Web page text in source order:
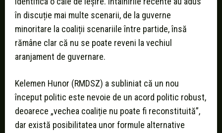
în discuție mai multe scenarii, de la guverne
minoritare la coaliții scenariile între partide, însă
rămâne clar că nu se poate reveni la vechiul
aranjament de guvernare.
Kelemen Hunor (RMDSZ) a subliniat că un nou
început politic este nevoie de un acord politic robust,
deoarece „vechea coaliție nu poate fi reconstituită”,
dar există posibilitatea unor formule alternative